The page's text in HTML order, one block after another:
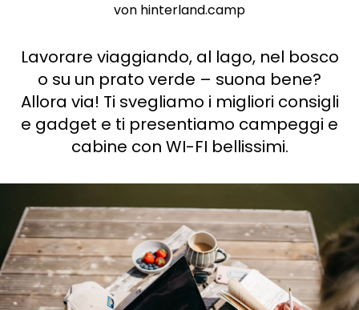
Storie dall'Hinterland
Buoni
Contatti
Select language
von hinterland.camp
Lavorare viaggiando, al lago, nel bosco
o su un prato verde – suona bene?
Allora via! Ti svegliamo i migliori consigli
e gadget e ti presentiamo campeggi e
cabine con WI-FI bellissimi.